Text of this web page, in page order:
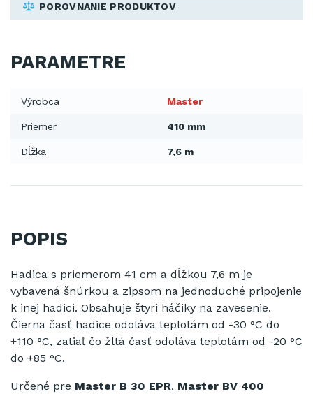
POROVNANIE PRODUKTOV
PARAMETRE
Výrobca Master
Priemer 410 mm
Dĺžka 7,6 m
POPIS
Hadica s priemerom 41 cm a dĺžkou 7,6 m je
vybavená šnúrkou a zipsom na jednoduché pripojenie
k inej hadici. Obsahuje štyri háčiky na zavesenie.
Čierna časť hadice odoláva teplotám od -30 °C do
+110 °C, zatiaľ čo žltá časť odoláva teplotám od -20 °C
do +85 °C.
Určené pre Master B 30 EPR, Master BV 400